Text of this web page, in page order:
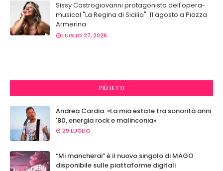
Sissy Castrogiovanni protagonista dell'opera-
musical "La Regina di Sicilia": 11 agosto a Piazza
Armerina
LUGLIO 27, 2026
PIÙ LETTI
Andrea Cardia: «La mia estate tra sonorità anni
'80, energia rock e malinconia»
29 LUGLIO
“Mi mancherai” è il nuovo singolo di MAGO
disponibile sulle piattaforme digitali